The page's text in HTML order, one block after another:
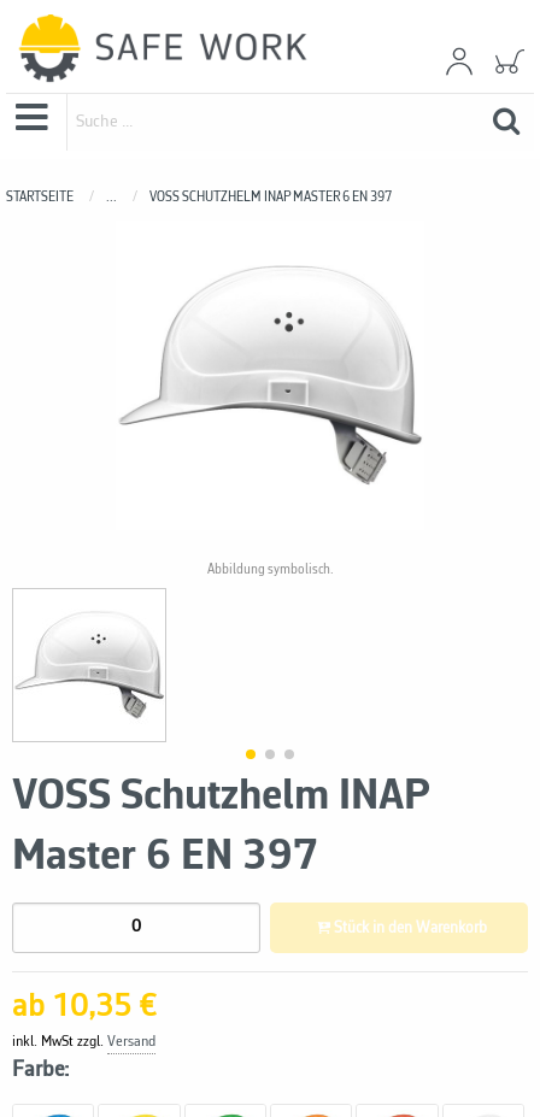
STARTSEITE ... VOSS SCHUTZHELM INAP MASTER 6 EN 397
VOSS Schutzhelm INAP
Master 6 EN 397
Abbildung symbolisch.
ab 10,35 €
inkl. MwSt zzgl. Versand
Farbe:
Stück in den Warenkorb